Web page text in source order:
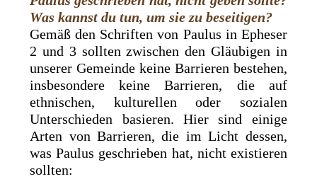
Was kannst du tun, um sie zu beseitigen?
Gemäß den Schriften von Paulus in Epheser
2 und 3 sollten zwischen den Gläubigen in
unserer Gemeinde keine Barrieren bestehen,
insbesondere keine Barrieren, die auf
ethnischen, kulturellen oder sozialen
Unterschieden basieren. Hier sind einige
Arten von Barrieren, die im Licht dessen,
was Paulus geschrieben hat, nicht existieren
sollten: